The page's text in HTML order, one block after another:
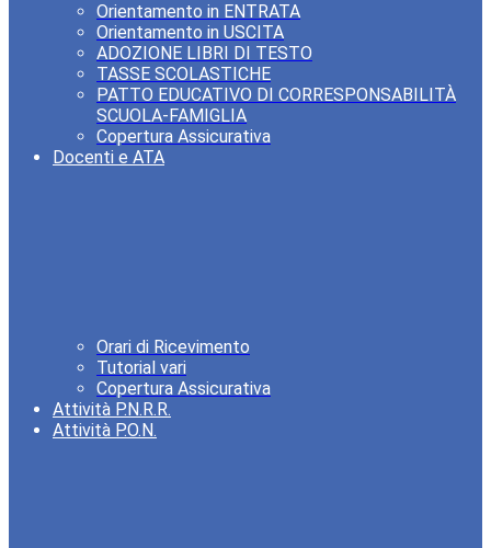
Orientamento in ENTRATA
Orientamento in USCITA
ADOZIONE LIBRI DI TESTO
TASSE SCOLASTICHE
PATTO EDUCATIVO DI CORRESPONSABILITÀ
SCUOLA-FAMIGLIA
Copertura Assicurativa
Docenti e ATA
Orari di Ricevimento
Tutorial vari
Copertura Assicurativa
Attività P.N.R.R.
Attività P.O.N.